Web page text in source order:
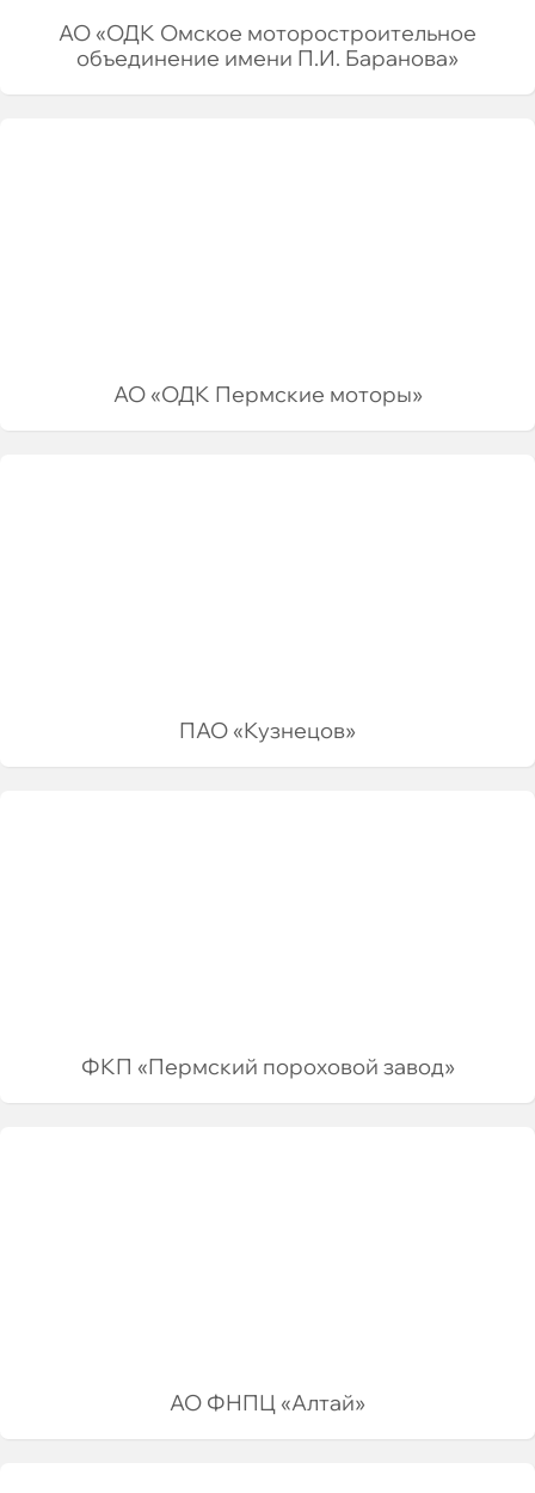
АО «ОДК Омское моторостроительное
объединение имени П.И. Баранова»
АО «ОДК Пермские моторы»
ПАО «Кузнецов»
ФКП «Пермский пороховой завод»
АО ФНПЦ «Алтай»